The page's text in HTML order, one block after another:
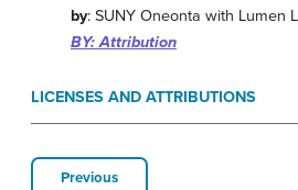
by: SUNY Oneonta with Lumen
BY: Attribution
LICENSES AND ATTRIBUTIONS
Previous